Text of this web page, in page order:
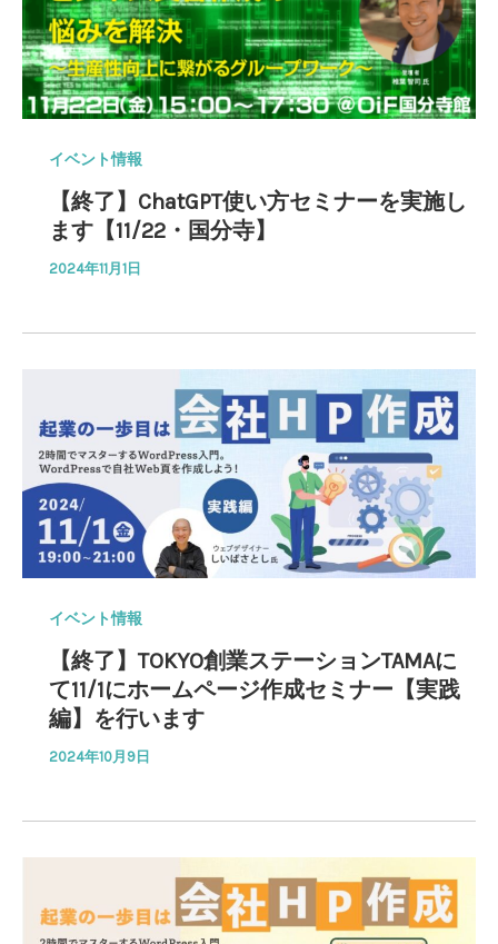
イベント情報
【終了】ChatGPT使い方セミナーを実施し
ます【11/22・国分寺】
2024年11月1日
イベント情報
【終了】TOKYO創業ステーションTAMAに
て11/1にホームページ作成セミナー【実践
編】を行います
2024年10月9日